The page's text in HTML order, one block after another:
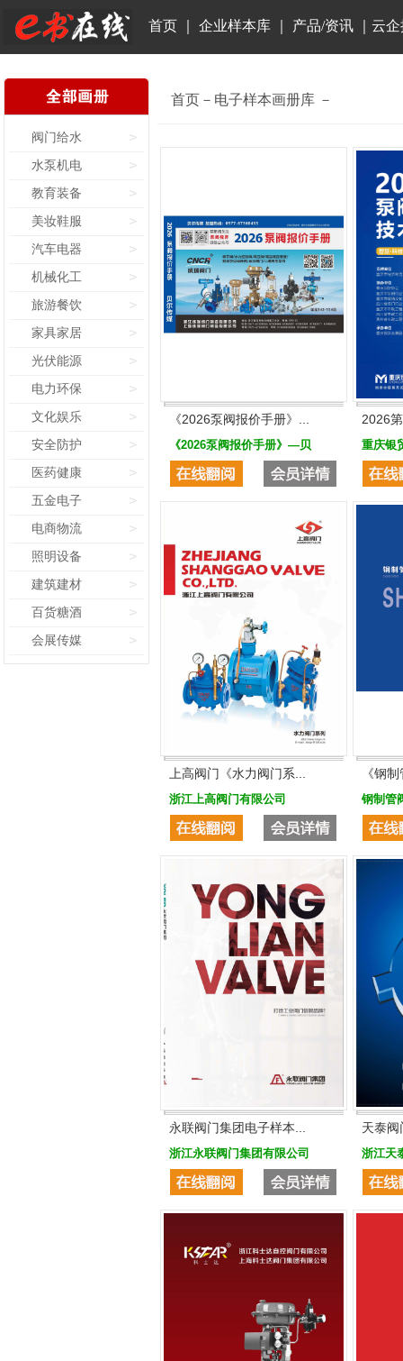
首页 企业样本库 产品/资讯 云
阀门给水 >
水泵机电 >
教育装备 >
美妆鞋服 >
汽车电器 >
机械化工 >
旅游餐饮 >
家具家居 >
光伏能源 >
电力环保 >
文化娱乐 >
安全防护 >
医药健康 >
五金电子 >
电商物流 >
照明设备 >
建筑建材 >
百货糖酒 >
会展传媒 >
首页－电子样本画册库 －
《2026泵阀报价手册》...
《2026泵阀报价手册》—贝
2026
重庆银
上高阀门《水力阀门系...
浙江上高阀门有限公司
《钢
钢制管
永联阀门集团电子样本...
浙江永联阀门集团有限公司
天泰阀
浙江天